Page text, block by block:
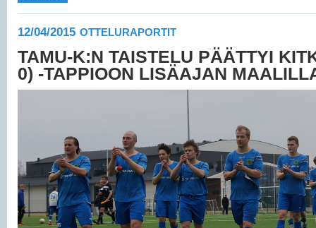
12/04/2015 OTTELURAPORTIT
TAMU-K:N TAISTELU PÄÄTTYI
0) -TAPPIOON LISÄAJAN